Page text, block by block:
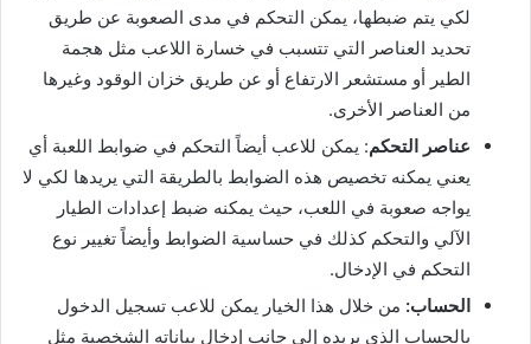
لكي يتم ضبطها، يمكن التحكم في مدى الصعوبة عن طريق
تحديد العناصر التي تتسبب في خسارة اللاعب مثل هجمة
الطير أو مستشعر الارتفاع أو عن طريق خزان الوقود وغيرها
من العناصر الأخرى.
عناصر التحكم: يمكن للاعب أيضاً التحكم في ضوابط اللعبة أي
يعني يمكنه تخصيص هذه الضوابط بالطريقة التي يريدها لكي لا
يواجه صعوبة في اللعب، حيث يمكنه ضبط إعدادات الطيار
الآلي والتحكم كذلك في حساسية الضوابط وأيضاً تغيير نوع
التحكم في الإدخال.
الحساب: من خلال هذا الخيار يمكن للاعب تسجيل الدخول
بالحساب الذي يريده إلى جانب إدخال بياناته الشخصية مثل